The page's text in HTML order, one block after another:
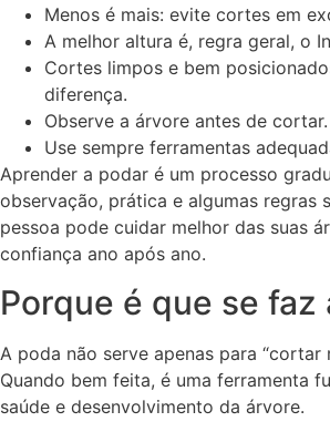
Menos é mais: evite cortes em
A melhor altura é, regra geral, o
Cortes limpos e bem
diferença.
Observe a árvore antes de cortar.
Use sempre ferramentas
Aprender a podar é um processo
observação, prática e algumas regras
pessoa pode cuidar melhor das suas
confiança ano após ano.
Porque é que se faz
A poda não serve apenas para “cortar
Quando bem feita, é uma ferramenta
saúde e desenvolvimento da árvore.